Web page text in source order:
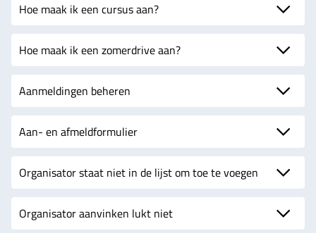
Hoe maak ik een cursus aan?
Hoe maak ik een zomerdrive aan?
Aanmeldingen beheren
Aan- en afmeldformulier
Organisator staat niet in de lijst om toe te voegen
Organisator aanvinken lukt niet